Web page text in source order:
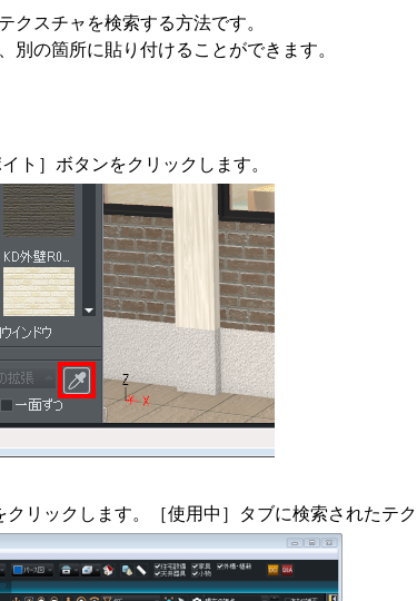
クスチャを検索する方法です。
の箇所に貼り付けることができます。
ト］ボタンをクリックします。
リックします。［使用中］タブに検索されたテ